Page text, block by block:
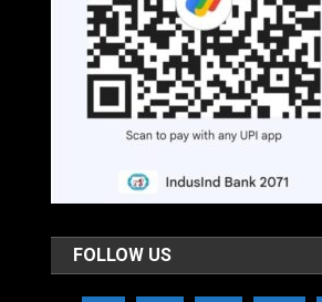
FOLLOW US